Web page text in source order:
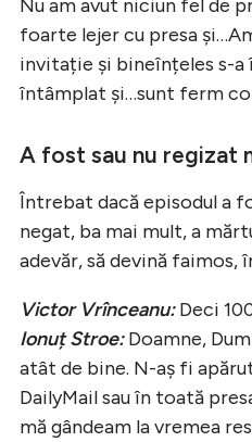
Nu am avut niciun fel de
foarte lejer cu presa
invitație și bineînțeles s-a
întâmplat și…sunt ferm
A fost sau nu regizat
Întrebat dacă episodul a
negat, ba mai mult, a
adevăr, să devină faimos,
Victor Vrînceanu:Deci
Ionuț Stroe:Doamne,
atât de bine. N-aș fi
DailyMail sau în toată
mă gândeam la vremea